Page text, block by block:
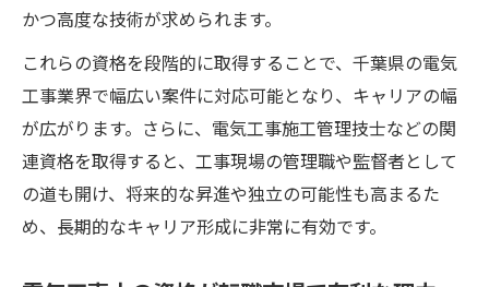
かつ高度な技術が求められます。
これらの資格を段階的に取得することで、千葉県の電気
工事業界で幅広い案件に対応可能となり、キャリアの幅
が広がります。さらに、電気工事施工管理技士などの関
連資格を取得すると、工事現場の管理職や監督者として
の道も開け、将来的な昇進や独立の可能性も高まるた
め、長期的なキャリア形成に非常に有効です。